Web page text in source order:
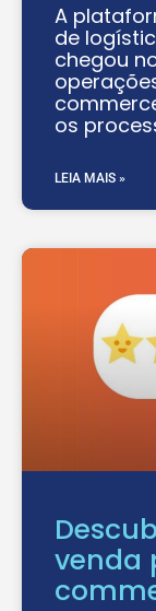
A
de
chegou
os
LEIA MAIS »
venda